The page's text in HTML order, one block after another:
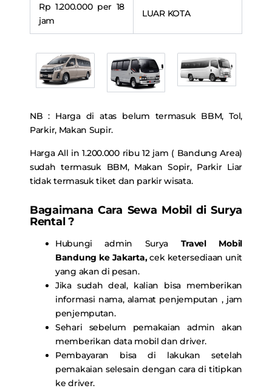
Rp 1.200.000 per 18
jam
LUAR KOTA
NB : Harga di atas belum termasuk BBM, Tol,
Parkir, Makan Supir.
Harga All in 1.200.000 ribu 12 jam ( Bandung Area)
sudah termasuk BBM, Makan Sopir, Parkir Liar
tidak termasuk tiket dan parkir wisata.
Bagaimana Cara Sewa Mobil di Surya
Rental ?
Hubungi admin Surya Travel Mobil
Bandung ke Jakarta,cek ketersediaan unit
yang akan di pesan.
Jika sudah deal, kalian bisa memberikan
informasi nama, alamat penjemputan , jam
penjemputan.
Sehari sebelum pemakaian admin akan
memberikan data mobil dan driver.
Pembayaran bisa di lakukan setelah
pemakaian selesain dengan cara di titipkan
ke driver.